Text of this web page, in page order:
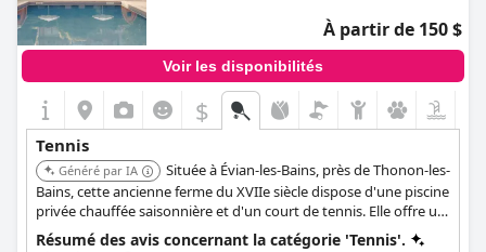
supplémentaire chez les amateurs de sport.
Cependant, bien que beaucoup aient apprécié les installations
de tennis, certaines critiques soulignent des problèmes
d'entretien ; plus précisément, des préoccupations concernant
les filets usés et l'état des courts qui nuisent légèrement à
l'expérience globale. Malgré ces revers occasionnels, les clients
ont tout de même trouvé beaucoup de plaisir à utiliser les
courts pour leurs loisirs, soulignant souvent la multitude
d'activités disponibles et exprimant leur satisfaction quant à leur
séjour agréable et relaxant avec des vues pittoresques sur le lac
Léman. La combinaison stratégique d'activités actives et
À partir de 150 $
Voir les disponibilités
$
Tennis
Généré par IA
Située à Évian-les-Bains, près de Thonon-les-
Bains, cette ancienne ferme du XVIIe siècle dispose d'une piscine
privée chauffée saisonnière et d'un court de tennis. Elle offre un
cadre charmant et tranquille.
Résumé des avis concernant la catégorie 'Tennis'.